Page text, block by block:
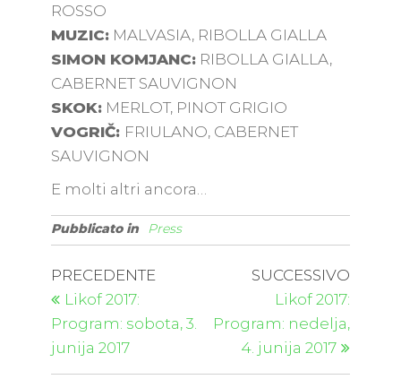
ROSSO
MUZIC:MALVASIA, RIBOLLA GIALLA
SIMON KOMJANC:RIBOLLA GIALLA,
CABERNET SAUVIGNON
SKOK:MERLOT, PINOT GRIGIO
VOGRIČ: FRIULANO, CABERNET
SAUVIGNON
E molti altri ancora…
Pubblicato in Press
PRECEDENTE
Likof 2017:
Program: sobota, 3.
junija 2017
SUCCESSIVO
Likof 2017:
Program: nedelja,
4. junija 2017